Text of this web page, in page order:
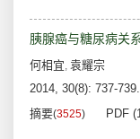
胰腺癌与糖尿病关
何相宜, 袁耀宗
2014, 30(8): 737-739.
摘要(3525) PDF